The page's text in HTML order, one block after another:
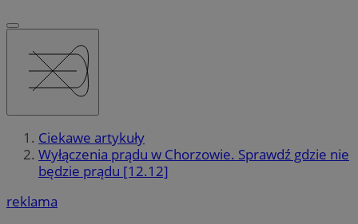
Ciekawe artykuły
Wyłączenia prądu w Chorzowie. Sprawdź gdzie nie
będzie prądu [12.12]
reklama